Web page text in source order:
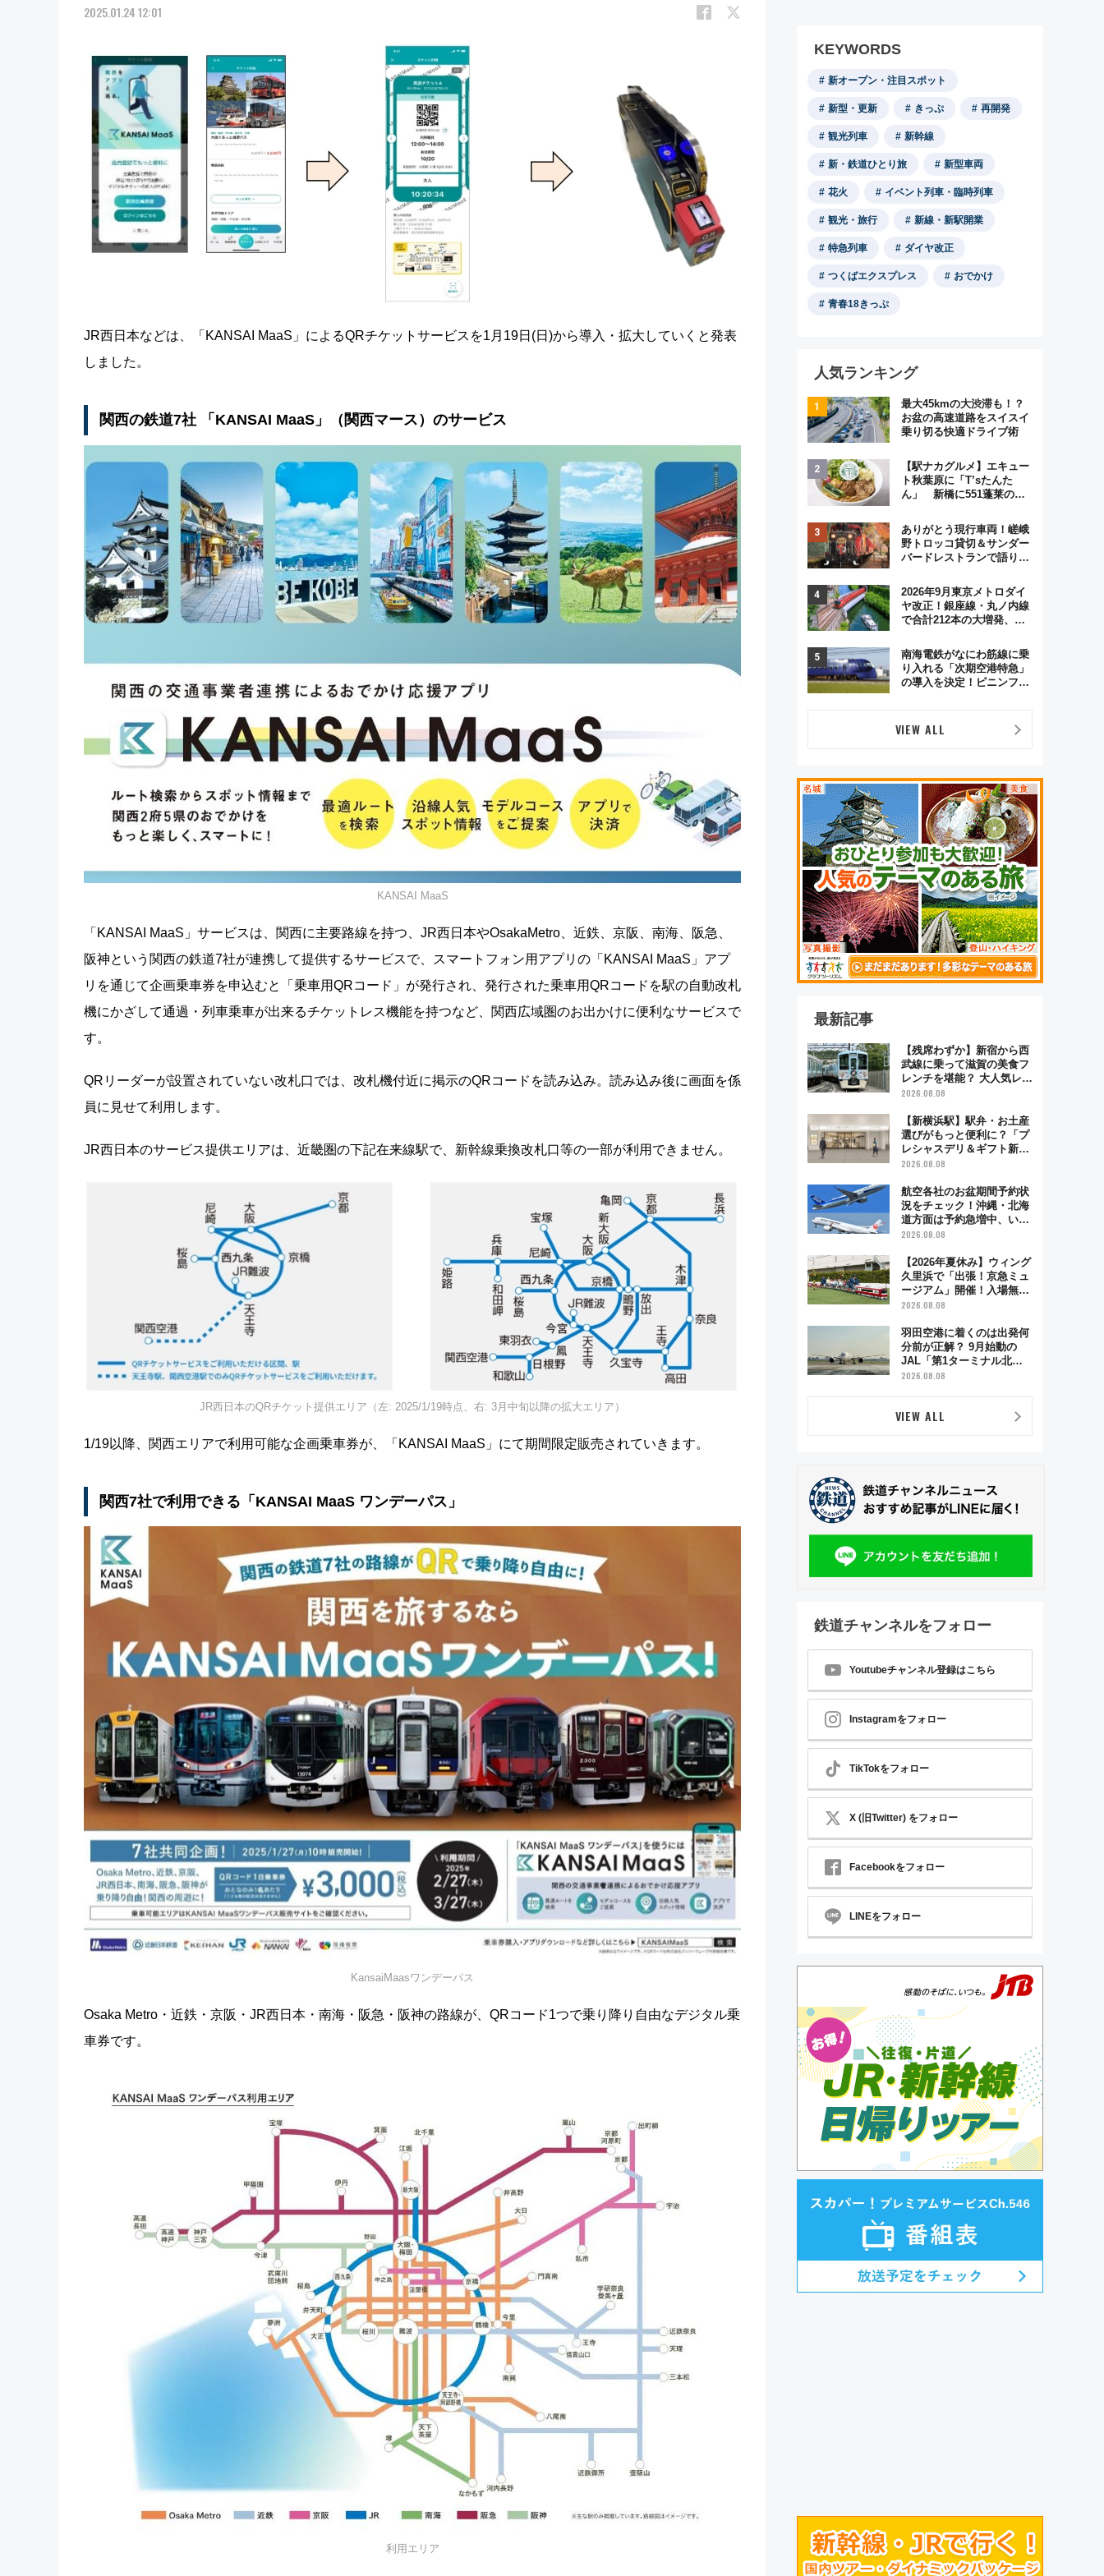
2025.01.24 12:01
JR西日本などは、「KANSAI MaaS」によるQRチケットサービスを1月19日(日)から導入・拡大していくと発表
しました。
関西の鉄道7社 「KANSAI MaaS」（関⻄マース）のサービス
KANSAI MaaS
「KANSAI MaaS」サービスは、関西に主要路線を持つ、JR西日本やOsakaMetro、近鉄、京阪、南海、阪急、
阪神という関西の鉄道7社が連携して提供するサービスで、スマートフォン用アプリの「KANSAI MaaS」アプ
リを通じて企画乗車券を申込むと「乗車用QRコード」が発行され、発行された乗車用QRコードを駅の自動改札
機にかざして通過・列車乗車が出来るチケットレス機能を持つなど、関西広域圏のお出かけに便利なサービスで
す。
QRリーダーが設置されていない改札口では、改札機付近に掲示のQRコードを読み込み。読み込み後に画面を係
員に見せて利用します。
JR西日本のサービス提供エリアは、近畿圏の下記在来線駅で、新幹線乗換改札口等の一部が利用できません。
JR西日本のQRチケット提供エリア（左: 2025/1/19時点、右: 3月中旬以降の拡大エリア）
1/19以降、関西エリアで利用可能な企画乗車券が、「KANSAI MaaS」にて期間限定販売されていきます。
関西7社で利用できる「KANSAI MaaS ワンデーパス」
KansaiMaasワンデーパス
Osaka Metro・近鉄・京阪・JR西日本・南海・阪急・阪神の路線が、QRコード1つで乗り降り自由なデジタル乗
車券です。
利用エリア
KEYWORDS
新オープン・注目スポット
新型・更新 きっぷ 再開発
観光列車 新幹線
新・鉄道ひとり旅 新型車両
花火 イベント列車・臨時列車
観光・旅行 新線・新駅開業
特急列車 ダイヤ改正
つくばエクスプレス おでかけ
青春18きっぷ
人気ランキング
最大45kmの大渋滞も！？
お盆の高速道路をスイスイ
乗り切る快適ドライブ術
【駅ナカグルメ】エキュー
ト秋葉原に「T’sたんた
ん」 新橋に551蓬莱の
オムライス専門店「肉とた
まご」新グルメ続々登場！
【2026年8月】
ありがとう現行車両！嵯峨
野トロッコ貸切＆サンダー
バードレストランで語り合
原トシヒロと行く！9月13
日「京都の鉄道満喫ツア
ー」開催
2026年9月東京メトロダイ
ヤ改正！銀座線・丸ノ内線
で合計212本の大増発、混
南海電鉄がなにわ筋線に乗
り入れる「次期空港特急」
の導入を決定！ピニンファ
VIEW ALL
最新記事
【残席わずか】新宿から西
武線に乗って滋賀の美食フ
レンチを堪能？ 大人気レス
トラン列車「52席の至福」
の特別コラボ
2026.08.08
【新横浜駅】駅弁・お土産
選びがもっと便利に？「プ
レシャスデリ＆ギフト新横
浜」がオープン 場所や営
2026.08.08
航空各社のお盆期間予約状
況をチェック！沖縄・北海
道方面は予約急増中、いま
から狙うべき日は？
2026.08.08
【2026年夏休み】ウィング
久里浜で「出張！京急ミュ
ージアム」開催！入場無料
でスタンプラリーや子ども
2026.08.08
羽田空港に着くのは出発何
分前が正解？ 9月始動の
JAL「第1ターミナル北側
サテライト」は徒歩1キロ
2026.08.08
VIEW ALL
鉄道チャンネルをフォロー
Youtubeチャンネル登録はこちら
Instagramをフォロー
TikTokをフォロー
X (旧Twitter) をフォロー
Facebookをフォロー
LINEをフォロー